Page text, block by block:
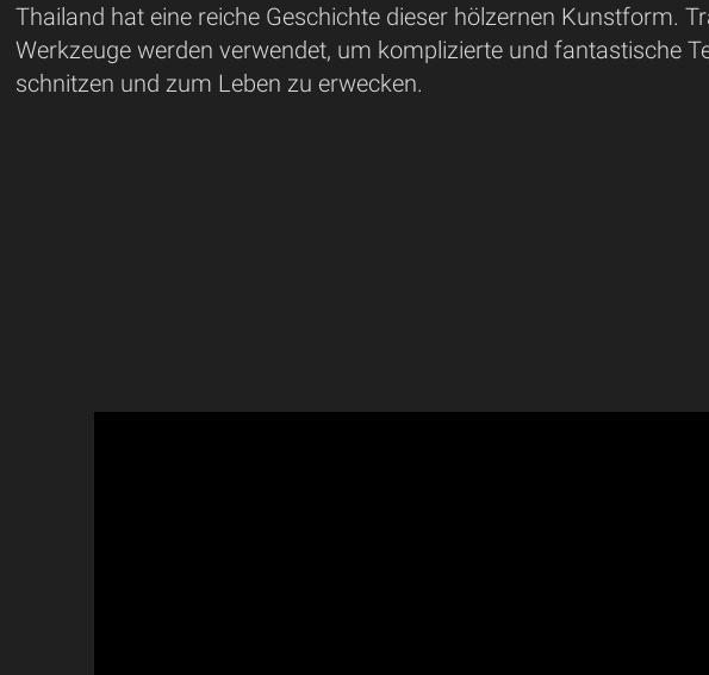
Thailand hat eine reiche Geschichte dieser hölzernen Kunstform.
Werkzeuge werden verwendet, um komplizierte und fantastische
schnitzen und zum Leben zu erwecken.